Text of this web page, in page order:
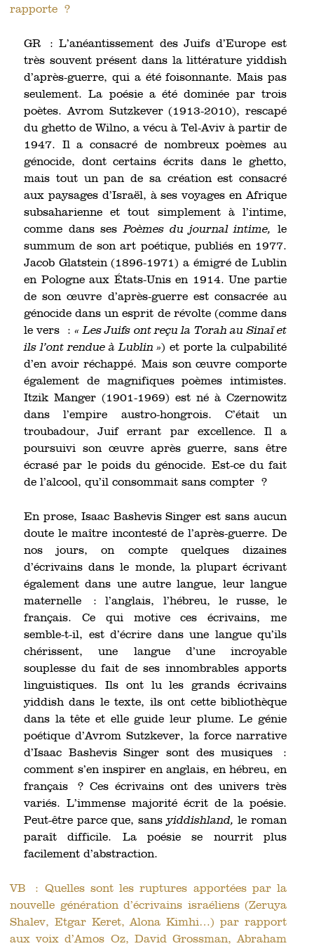
rapporte ?
GR : L’anéantissement des Juifs d’Europe est
très souvent présent dans la littérature yiddish
d’après-guerre, qui a été foisonnante. Mais pas
seulement. La poésie a été dominée par trois
poètes. Avrom Sutzkever (1913-2010), rescapé
du ghetto de Wilno, a vécu à Tel-Aviv à partir de
1947. Il a consacré de nombreux poèmes au
génocide, dont certains écrits dans le ghetto,
mais tout un pan de sa création est consacré
aux paysages d’Israël, à ses voyages en Afrique
subsaharienne et tout simplement à l’intime,
comme dans sesPoèmes du journal intime,
le
summum de son art poétique, publiés en 1977.
Jacob Glatstein (1896-1971) a émigré de Lublin
en Pologne aux États-Unis en 1914. Une partie
de son œuvre d’après-guerre est consacrée au
génocide dans un esprit de révolte (comme dans
le vers :« Les Juifs ont reçu la Torah au Sinaï et
ils l’ont rendue à Lublin ») et porte la culpabilité
d’en avoir réchappé. Mais son œuvre comporte
également de magnifiques poèmes intimistes.
Itzik Manger (1901-1969) est né à Czernowitz
dans l’empire austro-hongrois. C’était un
troubadour, Juif errant par excellence. Il a
poursuivi son œuvre après guerre, sans être
écrasé par le poids du génocide. Est-ce du fait
de l’alcool, qu’il consommait sans compter ?
En prose, Isaac Bashevis Singer est sans aucun
doute le maître incontesté de l’après-guerre. De
nos jours, on compte quelques dizaines
d’écrivains dans le monde, la plupart écrivant
également dans une autre langue, leur langue
maternelle : l’anglais, l’hébreu, le russe, le
français. Ce qui motive ces écrivains, me
semble-t-il, est d’écrire dans une langue qu’ils
chérissent, une langue d’une incroyable
souplesse du fait de ses innombrables apports
linguistiques. Ils ont lu les grands écrivains
yiddish dans le texte, ils ont cette bibliothèque
dans la tête et elle guide leur plume. Le génie
poétique d’Avrom Sutzkever, la force narrative
d’Isaac Bashevis Singer sont des musiques :
comment s’en inspirer en anglais, en hébreu, en
français ? Ces écrivains ont des univers très
variés. L’immense majorité écrit de la poésie.
Peut-être parce que, sans yiddishland, le roman
paraît difficile. La poésie se nourrit plus
facilement d’abstraction.
VB : Quelles sont les ruptures apportées par la
nouvelle génération d’écrivains israéliens (Zeruya
Shalev, Etgar Keret, Alona Kimhi…) par rapport
aux voix d’Amos Oz, David Grossman, Abraham